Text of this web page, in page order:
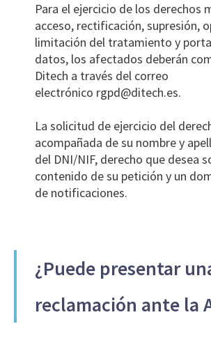
Para el ejercicio de los derechos
acceso, rectificación, supresión,
limitación del tratamiento y
datos, los afectados deberán
Ditech a través del correo
electrónico rgpd@ditech.es.
La solicitud de ejercicio del
acompañada de su nombre y
del DNI/NIF, derecho que desea
contenido de su petición y un
de notificaciones.
¿Puede presentar
reclamación ante la